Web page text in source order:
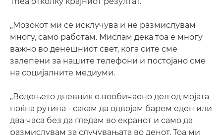
„Мозокот ми се исклучува и не размислувам
многу, само работам. Мислам дека тоа е многу
важно во денешниот свет, кога сите сме
залепени за нашите телефони и постојано сме
на социјалните медиуми.
„Водењето дневник е вообичаено дел од мојата
ноќна рутина - сакам да одвојам барем еден или
два часа без да гледам во екранот и само да
размислувам за случувањата во денот. Тоа ми